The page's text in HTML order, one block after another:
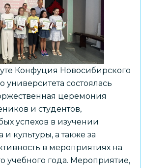
Конфуция Новосибирского
университета состоялась
церемония
и студентов,
успехов в изучении
и культуры, а также за
в мероприятиях на
учебного года. Мероприятие,